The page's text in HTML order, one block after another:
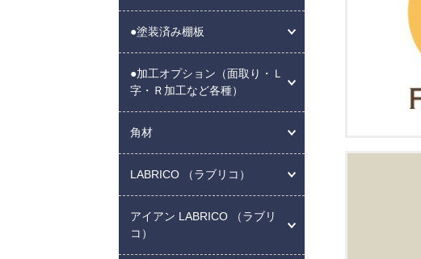
●塗装済み棚板
●加工オプション（面取り・Ｌ
字・Ｒ加工など各種）
角材
LABRICO （ラブリコ）
アイアン LABRICO （ラブリ
コ）